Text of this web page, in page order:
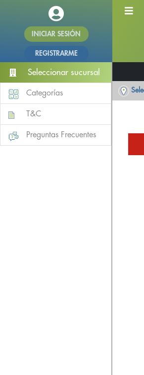
INICIAR SESIÓN
REGISTRARME
Seleccionar sucursal
Categorías
T&C
Preguntas Frecuentes